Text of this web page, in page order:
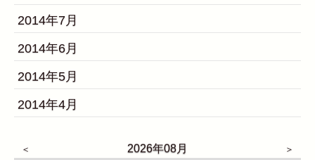
2014年7月
2014年6月
2014年5月
2014年4月
2026年08月